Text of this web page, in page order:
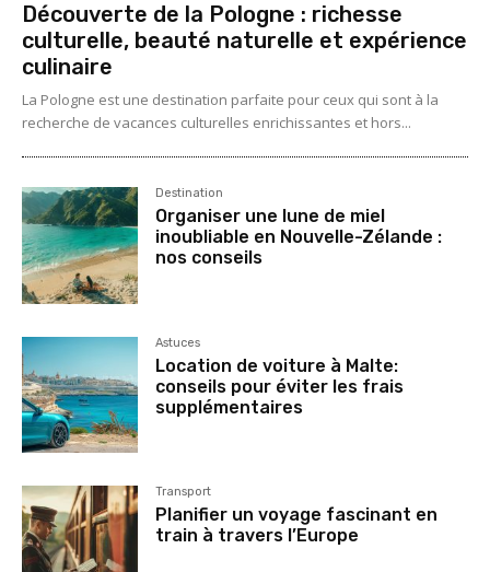
Découverte de la Pologne : richesse
culturelle, beauté naturelle et expérience
culinaire
La Pologne est une destination parfaite pour ceux qui sont à la
recherche de vacances culturelles enrichissantes et hors...
Destination
Organiser une lune de miel
inoubliable en Nouvelle-Zélande :
nos conseils
Astuces
Location de voiture à Malte:
conseils pour éviter les frais
supplémentaires
Transport
Planifier un voyage fascinant en
train à travers l’Europe